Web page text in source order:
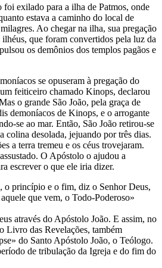
exilado para a ilha de Patmos, onde
estava a caminho do local de
Ao chegar na ilha, sua pregação
ilhéus, que foram convertidos pela luz da
os demônios dos templos pagãos e
se opuseram à pregação do
feiticeiro chamado Kinops, declarou
o grande São João, pela graça de
demoníacos de Kinops, e o arrogante
se ao mar. Então, São João retirou-se
colina desolada, jejuando por três dias.
a terra tremeu e os céus trovejaram.
O Apóstolo o ajudou a
escrever o que ele iria dizer.
o princípio e o fim, diz o Senhor Deus,
que vem, o Todo-Poderoso»
através do Apóstolo João. E assim, no
Livro das Revelações, também
do Santo Apóstolo João, o Teólogo.
de tribulação da Igreja e do fim do